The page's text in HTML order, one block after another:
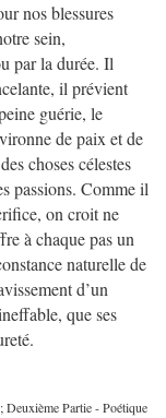
nos blessures
sein,
par la durée. Il
il prévient
guérie, le
de paix et de
choses célestes
passions. Comme il
on croit ne
à chaque pas un
naturelle de
d’un
que ses
; Deuxième Partie- Poétique